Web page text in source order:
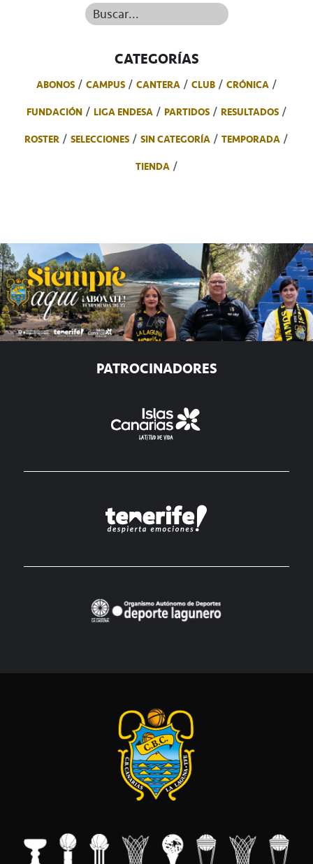
Buscar...
CATEGORÍAS
ABONOS CAMPUS CANTERA CLUB
CRÓNICA
FUNDACIÓN
LIGA ENDESA PARTIDOS
RESULTADOS
ROSTER
SELECCIONES SIN CATEGORÍA
TEMPORADA
TIENDA
PATROCINADORES